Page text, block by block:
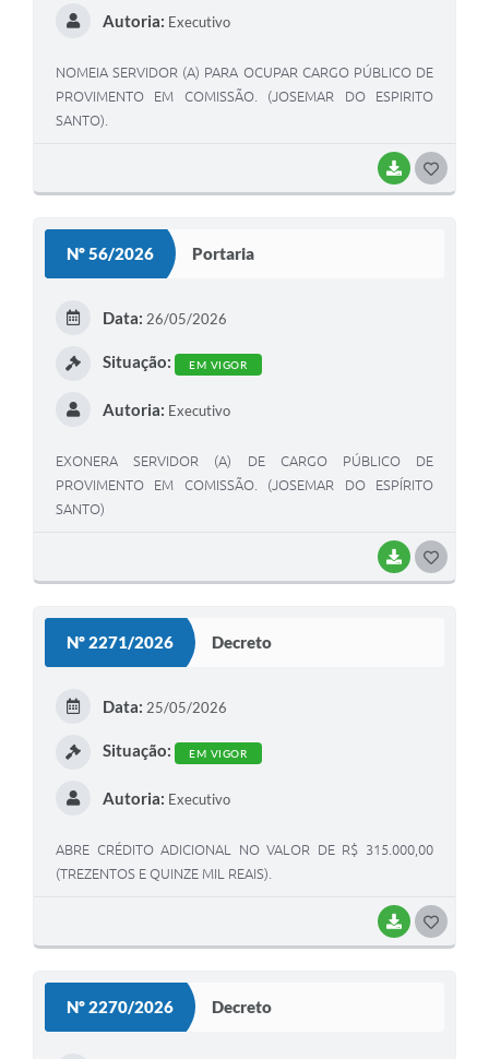
BAIXAR
Autoria: Executivo
NOMEIA SERVIDOR (A) PARA OCUPAR CARGO PÚBLICO DE
PROVIMENTO EM COMISSÃO. (JOSEMAR DO ESPIRITO
SANTO).
Nº 56/2026 Portaria
BAIXAR
Data: 26/05/2026
Situação: EM VIGOR
Autoria: Executivo
EXONERA SERVIDOR (A) DE CARGO PÚBLICO DE
PROVIMENTO EM COMISSÃO. (JOSEMAR DO ESPÍRITO
SANTO)
Nº 2271/2026 Decreto
BAIXAR
Data: 25/05/2026
Situação: EM VIGOR
Autoria: Executivo
ABRE CRÉDITO ADICIONAL NO VALOR DE R$ 315.000,00
(TREZENTOS E QUINZE MIL REAIS).
Nº 2270/2026 Decreto